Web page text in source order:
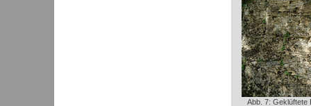
Abb. 7: Geklüftete